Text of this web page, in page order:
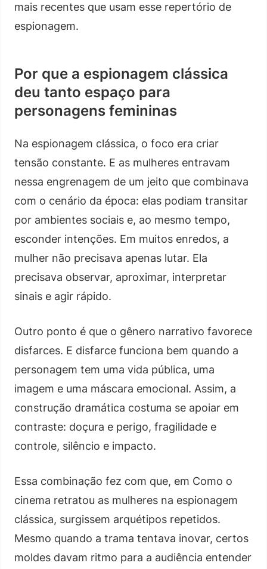
mais recentes que usam esse repertório de
espionagem.
Por que a espionagem clássica
deu tanto espaço para
personagens femininas
Na espionagem clássica, o foco era criar
tensão constante. E as mulheres entravam
nessa engrenagem de um jeito que combinava
com o cenário da época: elas podiam transitar
por ambientes sociais e, ao mesmo tempo,
esconder intenções. Em muitos enredos, a
mulher não precisava apenas lutar. Ela
precisava observar, aproximar, interpretar
sinais e agir rápido.
Outro ponto é que o gênero narrativo favorece
disfarces. E disfarce funciona bem quando a
personagem tem uma vida pública, uma
imagem e uma máscara emocional. Assim, a
construção dramática costuma se apoiar em
contraste: doçura e perigo, fragilidade e
controle, silêncio e impacto.
Essa combinação fez com que, em Como o
cinema retratou as mulheres na espionagem
clássica, surgissem arquétipos repetidos.
Mesmo quando a trama tentava inovar, certos
moldes davam ritmo para a audiência entender